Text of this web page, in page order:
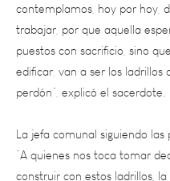
puestos con sacrificio, sino
edificar, van a ser los
perdón”, explicó el sacerdote.
La jefa comunal siguiendo las
“A quienes nos toca tomar
construir con estos ladrillos,